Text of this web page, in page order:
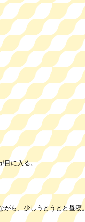
に入る。
、少しうとうとと昼寝。